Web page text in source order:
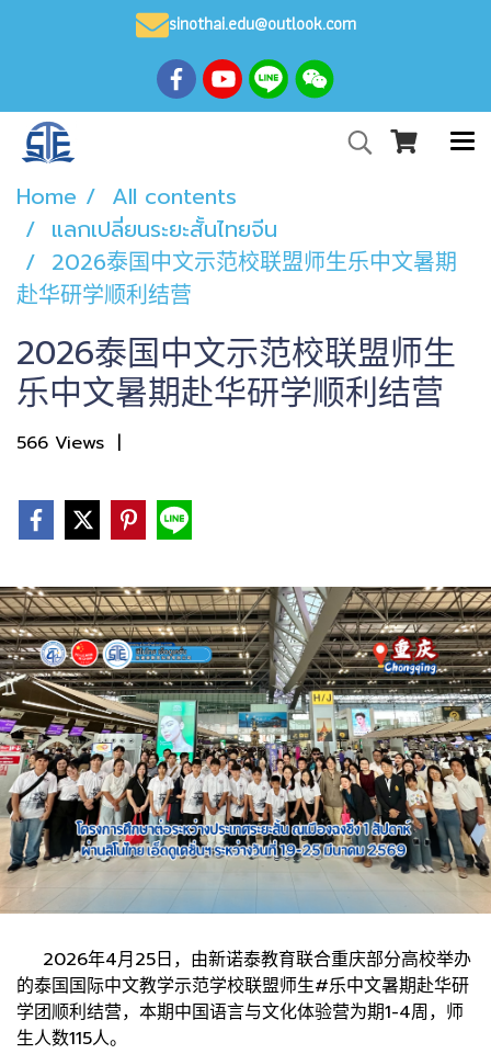
sinothai.edu@outlook.com
Home
All contents
แลกเปลี่ยนระยะสั้นไทยจีน
2026泰国中文示范校联盟师生乐中文暑期
赴华研学顺利结营
2026泰国中文示范校联盟师生
乐中文暑期赴华研学顺利结营
566 Views |
2026年4月25日，由新诺泰教育联合重庆部分高校举办
的泰国国际中文教学示范学校联盟师生#乐中文暑期赴华研
学团顺利结营，本期中国语言与文化体验营为期1-4周，师
生人数115人。